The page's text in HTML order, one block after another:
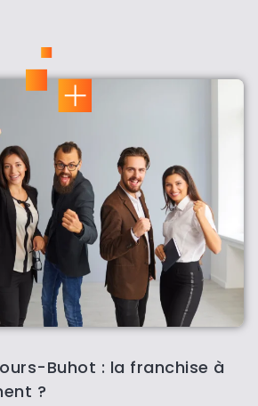
Buhot : la franchise à
?